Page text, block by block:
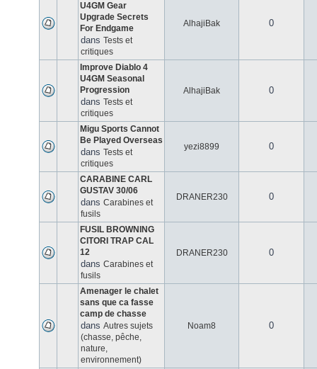
U4GM Gear
Upgrade Secrets
For Endgame
dans Tests et
critiques
AlhajiBak 0
Improve Diablo 4
U4GM Seasonal
Progression
dans Tests et
critiques
AlhajiBak 0
Migu Sports Cannot
Be Played Overseas
dans Tests et
critiques
yezi8899 0
CARABINE CARL
GUSTAV 30/06
dans Carabines et
fusils
DRANER230 0
FUSIL BROWNING
CITORI TRAP CAL
12
dans Carabines et
fusils
DRANER230 0
Amenager le chalet
sans que ca fasse
camp de chasse
dans Autres sujets
(chasse, pêche,
nature,
environnement)
Noam8 0